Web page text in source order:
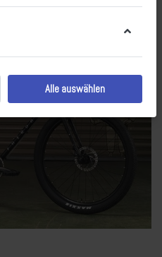
Alle auswählen